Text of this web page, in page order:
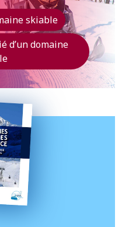
skiable
d’un domaine